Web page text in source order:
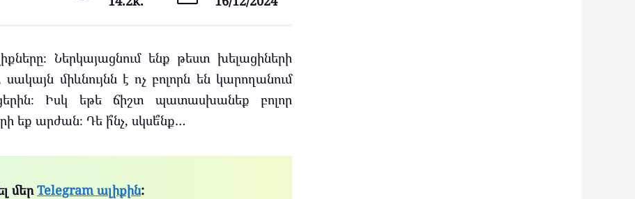
Ներկայացնում ենք թեստ խելացիների
միևնույնն է ոչ բոլորն են կարողանում
Իսկ եթե ճիշտ պատասխանեք բոլոր
եք արժան։ Դե ի՞նչ, սկսե՞նք…
մերTelegram ալիքին: